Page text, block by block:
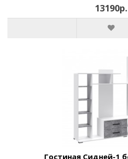
13190р.
Гостиная Сидней-1